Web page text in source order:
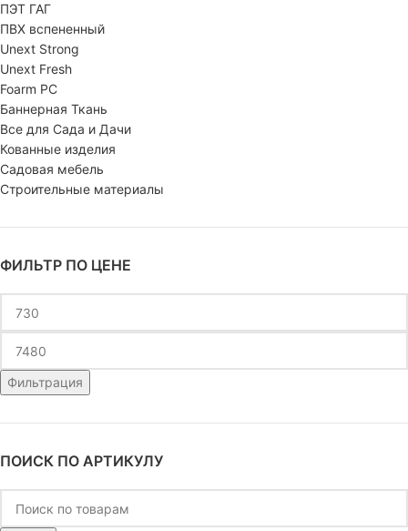
ПЭТ ГАГ
ПВХ вспененный
Unext Strong
Unext Fresh
Foarm PC
Баннерная Ткань
Все для Сада и Дачи
Кованные изделия
Садовая мебель
Строительные материалы
ФИЛЬТР ПО ЦЕНЕ
Фильтрация
ПОИСК ПО АРТИКУЛУ